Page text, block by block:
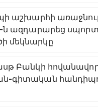
աշխարհի
ն ազդարարեց
մեկնարկը
Բանկի
գիտական